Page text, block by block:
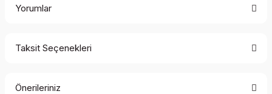
Yorumlar
Taksit Seçenekleri
Önerileriniz